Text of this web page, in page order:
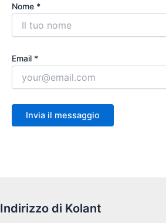
Nome *
Email *
Indirizzo di Kolant